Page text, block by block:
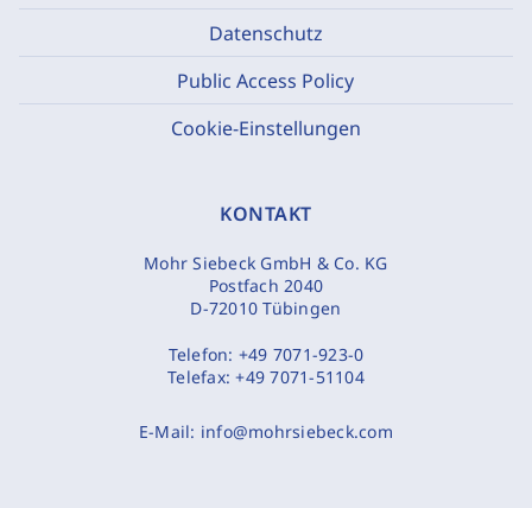
Datenschutz
Public Access Policy
Cookie-Einstellungen
KONTAKT
Mohr Siebeck GmbH & Co. KG
Postfach 2040
D-72010 Tübingen
Telefon: +49 7071-923-0
Telefax:+49 7071-51104
E-Mail: info@mohrsiebeck.com